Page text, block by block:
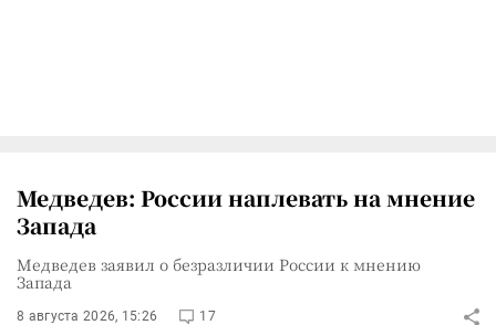
Медведев: России наплевать на мнение
Запада
Медведев заявил о безразличии России к мнению
Запада
8 августа 2026, 15:26 17